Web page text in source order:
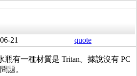
21 quote
瓶有一種材質是 Tritan。據說沒有 PC
題。